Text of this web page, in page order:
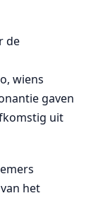
de
wiens
gaven
uit
het